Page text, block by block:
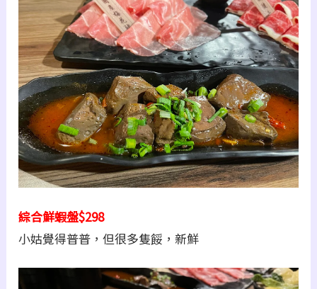
綜合鮮蝦盤$298
小姑覺得普普，但很多隻餒，新鮮